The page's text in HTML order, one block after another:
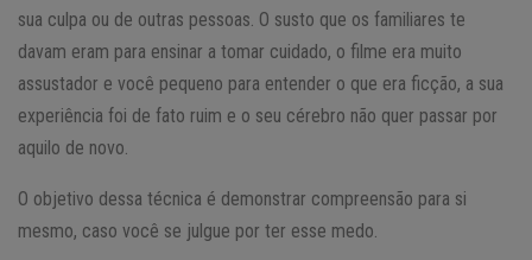
sua culpa ou de outras pessoas. O susto que os familiares te
davam eram para ensinar a tomar cuidado, o filme era muito
assustador e você pequeno para entender o que era ficção, a sua
experiência foi de fato ruim e o seu cérebro não quer passar por
aquilo de novo.
O objetivo dessa técnica é demonstrar compreensão para si
mesmo, caso você se julgue por ter esse medo.